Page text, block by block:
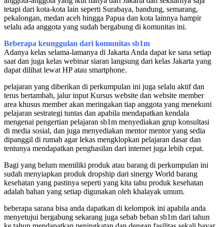
tetapi dari kota-kota lain seperti Surabaya, bandung, semarang,
pekalongan, medan aceh hingga Papua dan kota lainnya hampir
selalu ada anggota yang sudah bergabung di komunitas ini.
Beberapa keunggulan dari komunitas sb1m
Adanya kelas selama-lamanya di Jakarta Anda dapat ke sana setiap
saat dan juga kelas webinar siaran langsung dari kelas Jakarta yang
dapat dilihat lewat HP atau smartphone.
pelajaran yang diberikan di perkumpulan ini juga selalu aktif dan
terus bertambah, jalur input Kursus website dan website member
area khusus member akan meringakan tiap anggota yang menekuni
pelajaran sestrategi tuntas dan apabila mendapatkan kendala
mengenai pengertian pelajaran sb1m menyediakan grup konsultasi
di media sosial, dan juga menyediakan mentor mentor yang sedia
dipanggil di rumah agar lekas mengklopkan pelajaran dasar dan
tentunya mendapatkan penghasilan dari internet juga lebih cepat.
Bagi yang belum memiliki produk atau barang di perkumpulan ini
sudah menyiapkan produk dropship dari sinergy World barang
kesehatan yang pastinya seperti yang kita tahu produk kesehatan
adalah bahan yang setiap digunakan oleh khalayak umum.
beberapa sarana bisa anda dapatkan di kelompok ini apabila anda
menyetujui bergabung sekarang juga sebab beban sb1m dari tahun